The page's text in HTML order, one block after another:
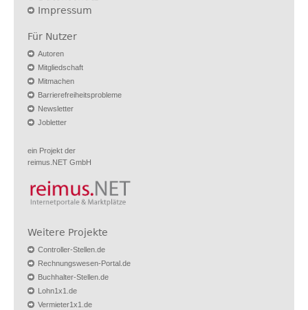
Impressum
Für Nutzer
Autoren
Mitgliedschaft
Mitmachen
Barrierefreiheitsprobleme
Newsletter
Jobletter
ein Projekt der
reimus.NET GmbH
Weitere Projekte
Controller-Stellen.de
Rechnungswesen-Portal.de
Buchhalter-Stellen.de
Lohn1x1.de
Vermieter1x1.de